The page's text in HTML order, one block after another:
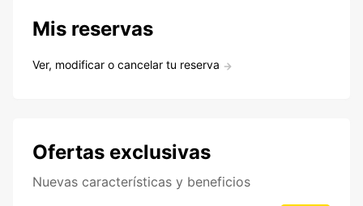
Mis reservas
Ver, modificar o cancelar tu reserva
Ofertas exclusivas
Nuevas características y beneficios